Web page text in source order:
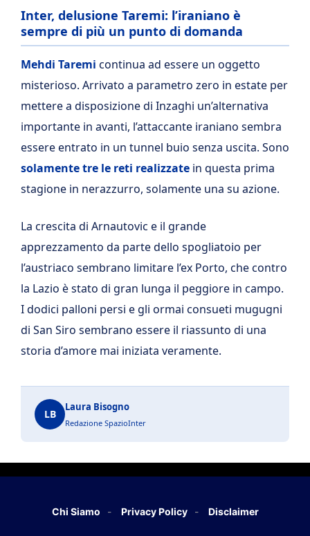
Inter, delusione Taremi: l’iraniano è
sempre di più un punto di domanda
Mehdi Taremi continua ad essere un oggetto
misterioso. Arrivato a parametro zero in estate per
mettere a disposizione di Inzaghi un’alternativa
importante in avanti, l’attaccante iraniano sembra
essere entrato in un tunnel buio senza uscita. Sono
solamente tre le reti realizzate in questa prima
stagione in nerazzurro, solamente una su azione.
La crescita di Arnautovic e il grande
apprezzamento da parte dello spogliatoio per
l’austriaco sembrano limitare l’ex Porto, che contro
la Lazio è stato di gran lunga il peggiore in campo.
I dodici palloni persi e gli ormai consueti mugugni
di San Siro sembrano essere il riassunto di una
storia d’amore mai iniziata veramente.
LB
Laura Bisogno
Redazione SpazioInter
Chi Siamo Privacy Policy Disclaimer